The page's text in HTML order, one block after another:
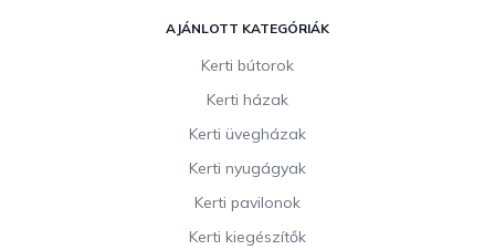
AJÁNLOTT KATEGÓRIÁK
Kerti bútorok
Kerti házak
Kerti üvegházak
Kerti nyugágyak
Kerti pavilonok
Kerti kiegészítők